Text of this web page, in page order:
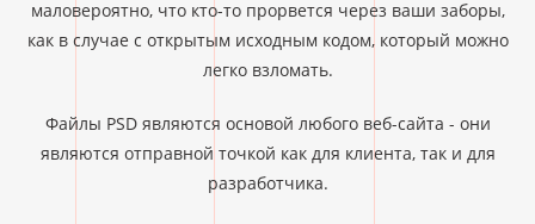
маловероятно, что кто-то прорвется через ваши заборы,
как в случае с открытым исходным кодом, который можно
легко взломать.
Файлы PSD являются основой любого веб-сайта - они
являются отправной точкой как для клиента, так и для
разработчика.